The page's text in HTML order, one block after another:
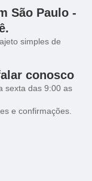
São Paulo -
simples de
conosco
sexta das 9:00 as
e confirmações.